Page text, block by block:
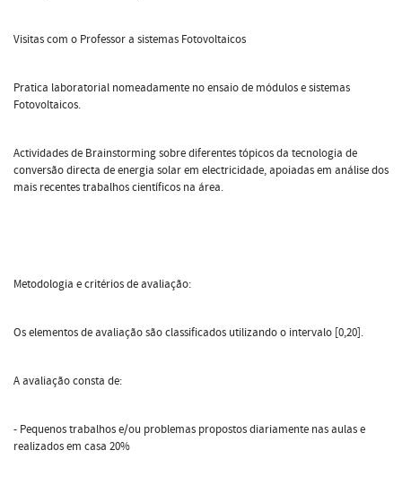
Visitas com o Professor a sistemas Fotovoltaicos
Pratica laboratorial nomeadamente no ensaio de módulos e sistemas
Fotovoltaicos.
Actividades de Brainstorming sobre diferentes tópicos da tecnologia de
conversão directa de energia solar em electricidade, apoiadas em análise dos
mais recentes trabalhos científicos na área.
Metodologia e critérios de avaliação:
Os elementos de avaliação são classificados utilizando o intervalo [0,20].
A avaliação consta de:
- Pequenos trabalhos e/ou problemas propostos diariamente nas aulas e
realizados em casa 20%